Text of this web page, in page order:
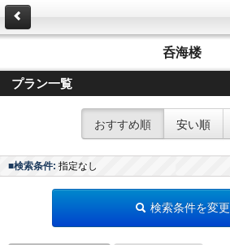
呑海楼
プラン一覧
おすすめ順 安い順
■検索条件: 指定なし
検索条件を変更